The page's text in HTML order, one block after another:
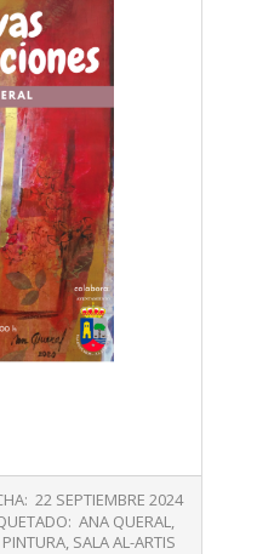
22 SEPTIEMBRE 2024
ANA QUERAL,
PINTURA, SALA AL-ARTIS